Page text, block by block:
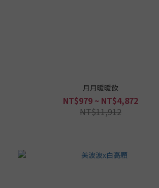
月月暖暖飲
NT$979 ~ NT$4,872
NT$11,912